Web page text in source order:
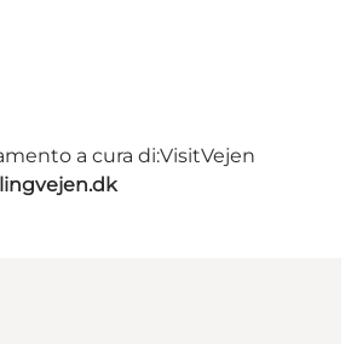
a cura di:VisitVejen